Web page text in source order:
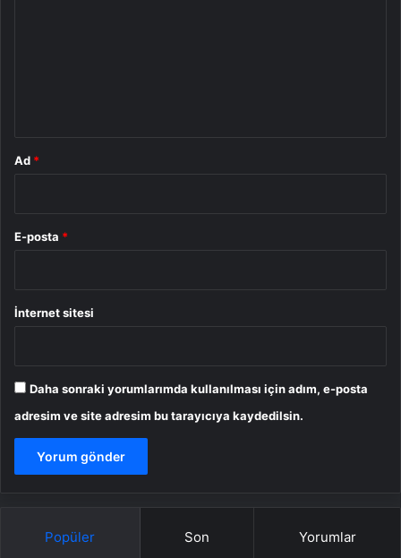
Ad *
E-posta *
İnternet sitesi
Daha sonraki yorumlarımda kullanılması için adım, e-posta
adresim ve site adresim bu tarayıcıya kaydedilsin.
Popüler Son Yorumlar